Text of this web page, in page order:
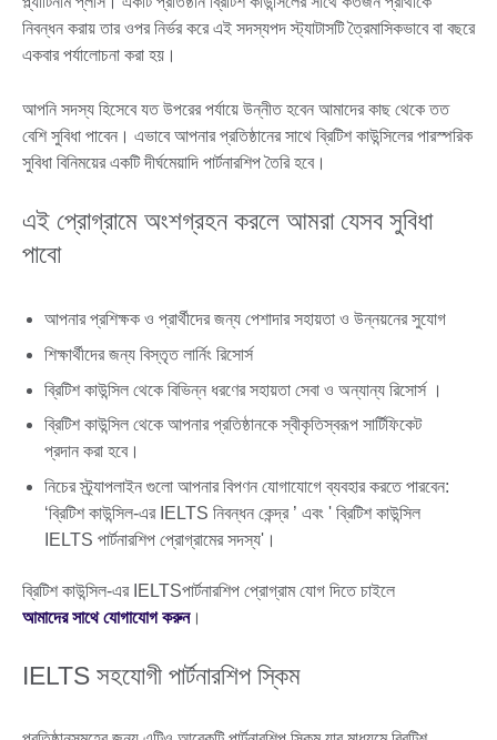
নিবন্ধন করায় তার ওপর নির্ভর করে এই সদস্যপদ স্ট্যাটাসটি ত্রৈমাসিকভাবে বা বছরে
একবার পর্যালোচনা করা হয়।
আপনি সদস্য হিসেবে যত উপরের পর্যায়ে উন্নীত হবেন আমাদের কাছ থেকে তত
বেশি সুবিধা পাবেন। এভাবে আপনার প্রতিষ্ঠানের সাথে ব্রিটিশ কাউন্সিলের পারস্পরিক
সুবিধা বিনিময়ের একটি দীর্ঘমেয়াদি পার্টনারশিপ তৈরি হবে।
এই প্রোগ্রামে অংশগ্রহন করলে আমরা যেসব সুবিধা
পাবো
আপনার প্রশিক্ষক ও প্রার্থীদের জন্য পেশাদার সহায়তা ও উন্নয়নের সুযোগ
শিক্ষার্থীদের জন্য বিস্তৃত লার্নিং রিসোর্স
ব্রিটিশ কাউন্সিল থেকে বিভিন্ন ধরণের সহায়তা সেবা ও অন্যান্য রিসোর্স ।
ব্রিটিশ কাউন্সিল থেকে আপনার প্রতিষ্ঠানকে স্বীকৃতিস্বরূপ সার্টিফিকেট
প্রদান করা হবে।
নিচের স্ট্র্যাপলাইন গুলো আপনার বিপণন যোগাযোগে ব্যবহার করতে পারবেন:
‘ব্রিটিশ কাউন্সিল-এর IELTS নিবন্ধন কেন্দ্র ’ এবং ' ব্রিটিশ কাউন্সিল
IELTS পার্টনারশিপ প্রোগ্রামের সদস্য'।
ব্রিটিশ কাউন্সিল-এর IELTSপার্টনারশিপ প্রোগ্রাম যোগ দিতে চাইলে
আমাদের সাথে যোগাযোগ করুন।
IELTS সহযোগী পার্টনারশিপ স্কিম